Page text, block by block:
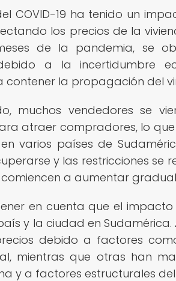
COVID-19 ha tenido un
los precios de la
de la pandemia, se
a la incertidumbre
contener la propagación del
muchos vendedores se
atraer compradores, lo
varios países de
y las restricciones se
a aumentar
en cuenta que el
y la ciudad en
debido a factores
mientras que otras han
y a factores estructurales